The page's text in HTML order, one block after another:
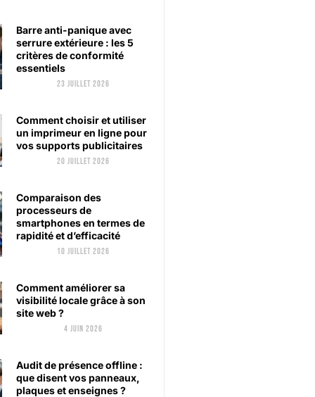
Barre anti-panique avec
serrure extérieure : les 5
critères de conformité
essentiels
23 juillet 2026
Comment choisir et utiliser
un imprimeur en ligne pour
vos supports publicitaires
20 juillet 2026
Comparaison des
processeurs de
smartphones en termes de
rapidité et d’efficacité
10 juillet 2026
Comment améliorer sa
visibilité locale grâce à son
site web ?
4 juin 2026
Audit de présence offline :
que disent vos panneaux,
plaques et enseignes ?